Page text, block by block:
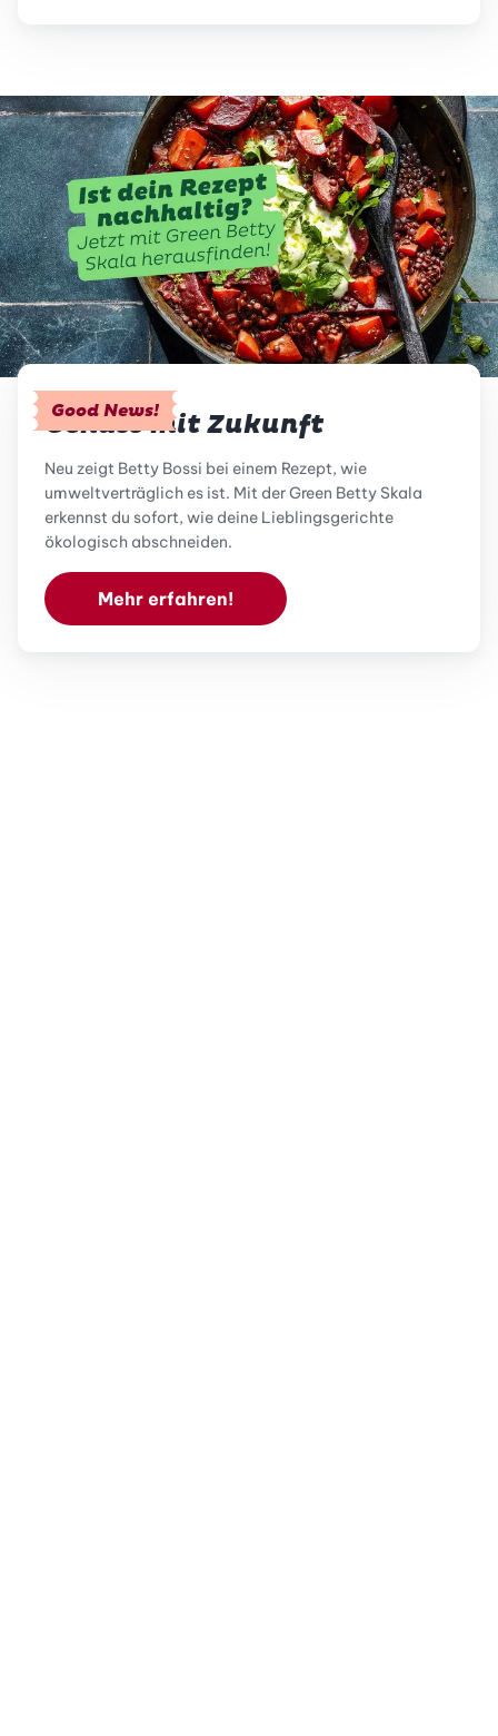
Good News!
Genuss mit Zukunft
Neu zeigt Betty Bossi bei einem Rezept, wie
umweltverträglich es ist. Mit der Green Betty Skala
erkennst du sofort, wie deine Lieblingsgerichte
ökologisch abschneiden.
Mehr erfahren!